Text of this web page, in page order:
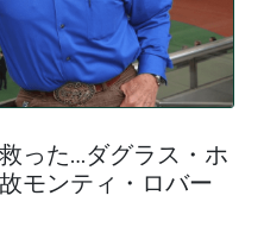
った…ダグラス・ホ
モンティ・ロバー